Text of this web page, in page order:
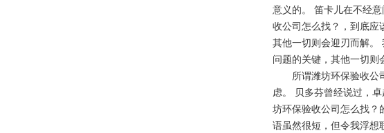
意义的。 笛卡儿在不经
收公司怎么找？，到底应
其他一切则会迎刃而解。
问题的关键，其他一切则
所谓潍坊环保验收公司
虑。 贝多芬曾经说过，
坊环保验收公司怎么找？
语虽然很短，但令我浮想